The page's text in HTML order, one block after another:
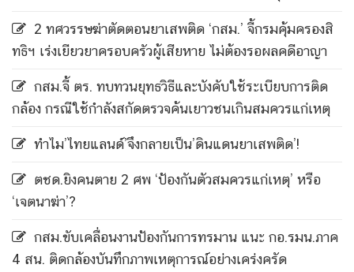
2 ทศวรรษฆ่าตัดตอนยาเสพติด ‘กสม.’ จี้กรมคุ้มครองสิ
ทธิฯ เร่งเยียวยาครอบครัวผู้เสียหาย ไม่ต้องรอผลคดีอาญา
กสม.จี้ ตร. ทบทวนยุทธวิธีและบังคับใช้ระเบียบการติด
กล้อง กรณีใช้กำลังสกัดตรวจค้นเยาวชนเกินสมควรแก่เหตุ
ทำไม’ไทยแลนด์’จึงกลายเป็น’ดินแดนยาเสพติด’!
ตชด.ยิงคนตาย 2 ศพ ‘ป้องกันตัวสมควรแก่เหตุ’ หรือ
‘เจตนาฆ่า’?
กสม.ขับเคลื่อนงานป้องกันการทรมาน แนะ กอ.รมน.ภาค
4 สน. ติดกล้องบันทึกภาพเหตุการณ์อย่างเคร่งครัด